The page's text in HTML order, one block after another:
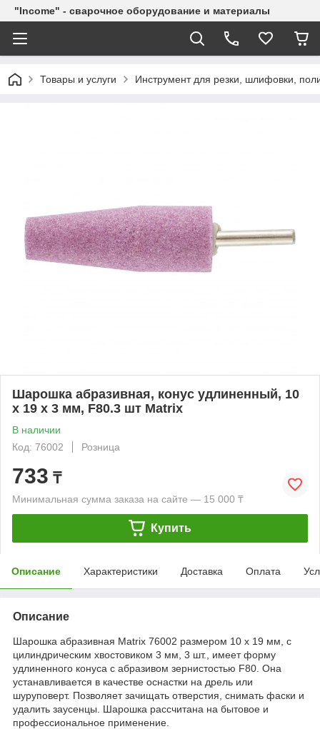
"Income" - сварочное оборудование и материалы
Товары и услуги Инструмент для резки, шлифовки,
Шарошка абразивная, конус удлиненный, 10
x 19 x 3 мм, F80.3 шт Matrix
В наличии
Код: 76002
Розница
733 ₸
Минимальная сумма заказа на сайте — 15 000 ₸
Купить
Описание Характеристики Доставка Оплата
Описание
Шарошка абразивная Matrix 76002 размером 10 x 19 мм, с
цилиндрическим хвостовиком 3 мм, 3 шт., имеет форму
удлиненного конуса с абразивом зернистостью F80. Она
устанавливается в качестве оснастки на дрель или
шуруповерт. Позволяет зачищать отверстия, снимать фаски и
удалить заусенцы. Шарошка рассчитана на бытовое и
профессиональное применение.